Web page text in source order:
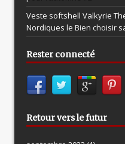
Veste softshell Valkyrie
Nordiques le Bien choisir
Rester connecté
Retour vers le futur